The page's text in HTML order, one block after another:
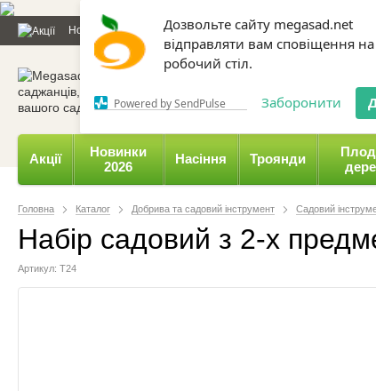
Дозвольте сайту megasad.net
відправляти вам сповіщення на
робочий стіл.
Powered by SendPulse Заборонити
Новини та статті Каталог Контакти Відгуки
0 800 332-015,
Акції
Новинки
2026
Насіння Троянди
Головна Каталог Добрива та садовий інструмент Садовий
Набір садовий з 2-х
Артикул: Т24